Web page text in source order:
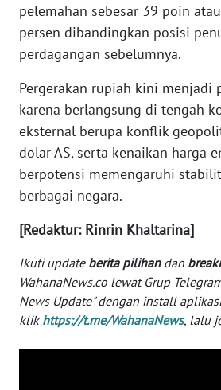
pelemahan sebesar 39 poin
persen dibandingkan posisi
perdagangan sebelumnya.
Pergerakan rupiah kini menjadi
karena berlangsung di tengah
eksternal berupa konflik
dolar AS, serta kenaikan harga
berpotensi memengaruhi
berbagai negara.
[Redaktur: Rinrin Khaltarina]
Ikuti update berita pilihandan
WahanaNews.co lewat Grup
News Update" dengan install
klik https://t.me/WahanaNews, lalu
WN
SULTRA
NTB
WN
SULTENG
WN
WN
BABEL
WN
SUMBAR